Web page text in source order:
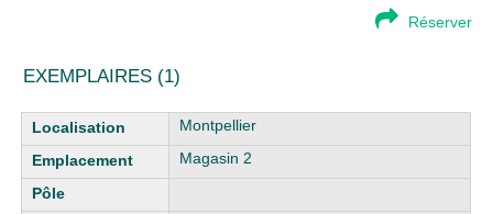
Réserver
EXEMPLAIRES (1)
Liste des exemplaires
Montpellier
Magasin 2